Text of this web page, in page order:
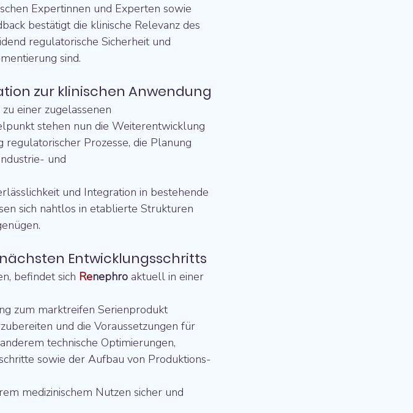
Expertinnen und Experten sowie
bestätigt die klinische Relevanz des
regulatorische Sicherheit und
sind.
zur klinischen Anwendung
einer zugelassenen
stehen nun die Weiterentwicklung
Prozesse, die Planung
und
und Integration in bestehende
sich nahtlos in etablierte Strukturen
Entwicklungsschritts
befindet sich Renephro aktuell in einer
zum marktreifen Serienprodukt
und die Voraussetzungen für
technische Optimierungen,
sowie der Aufbau von Produktions-
medizinischem Nutzen sicher und